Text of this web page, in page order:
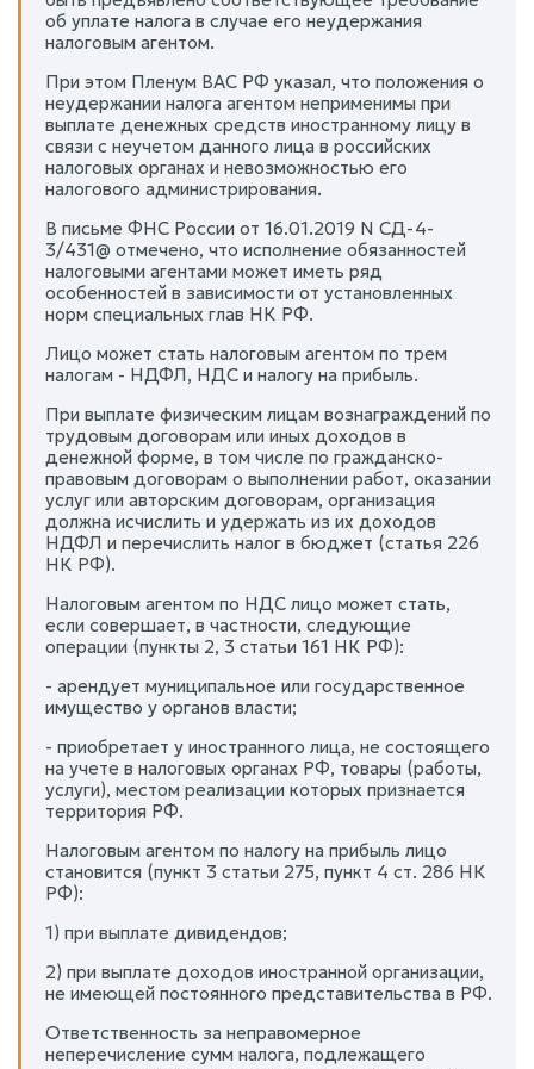
об уплате налога в случае его неудержания
налоговым агентом.
При этом Пленум ВАС РФ указал, что положения о
неудержании налога агентом неприменимы при
выплате денежных средств иностранному лицу в
связи с неучетом данного лица в российских
налоговых органах и невозможностью его
налогового администрирования.
В письме ФНС России от 16.01.2019 N СД-4-
3/431@ отмечено, что исполнение обязанностей
налоговыми агентами может иметь ряд
особенностей в зависимости от установленных
норм специальных глав НК РФ.
Лицо может стать налоговым агентом по трем
налогам - НДФЛ, НДС и налогу на прибыль.
При выплате физическим лицам вознаграждений по
трудовым договорам или иных доходов в
денежной форме, в том числе по гражданско-
правовым договорам о выполнении работ, оказании
услуг или авторским договорам, организация
должна исчислить и удержать из их доходов
НДФЛ и перечислить налог в бюджет (статья 226
НК РФ).
Налоговым агентом по НДС лицо может стать,
если совершает, в частности, следующие
операции (пункты 2, 3 статьи 161 НК РФ):
- арендует муниципальное или государственное
имущество у органов власти;
- приобретает у иностранного лица, не состоящего
на учете в налоговых органах РФ, товары (работы,
услуги), местом реализации которых признается
территория РФ.
Налоговым агентом по налогу на прибыль лицо
становится (пункт 3 статьи 275, пункт 4 ст. 286 НК
РФ):
1) при выплате дивидендов;
2) при выплате доходов иностранной организации,
не имеющей постоянного представительства в РФ.
Ответственность за неправомерное
неперечисление сумм налога, подлежащего